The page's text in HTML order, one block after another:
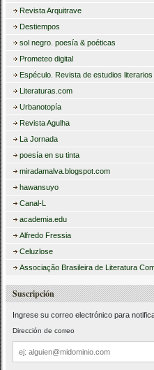
Revista Arquitrave
Destiempos
sol negro. poesía & poéticas
Prometeo digital
Espéculo. Revista de estudios literarios
Literaturas.com
Urbanotopía
Revista Agulha
La Jornada
poesía en su tinta
miradamalva.blogspot.com
hawansuyo
Canal-L
academia.edu
Alfredo Fressia
Celuzlose
Associação Brasileira de Literatura
Suscripción
Ingrese su correo electrónico para
Dirección de correo
Dirección
de
correo